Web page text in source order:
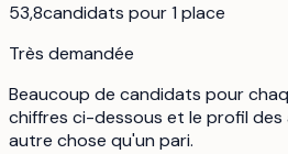
53,8candidats pour 1 place
Très demandée
Beaucoup de candidats pour
chiffres ci-dessous et le profil des
autre chose qu'un pari.